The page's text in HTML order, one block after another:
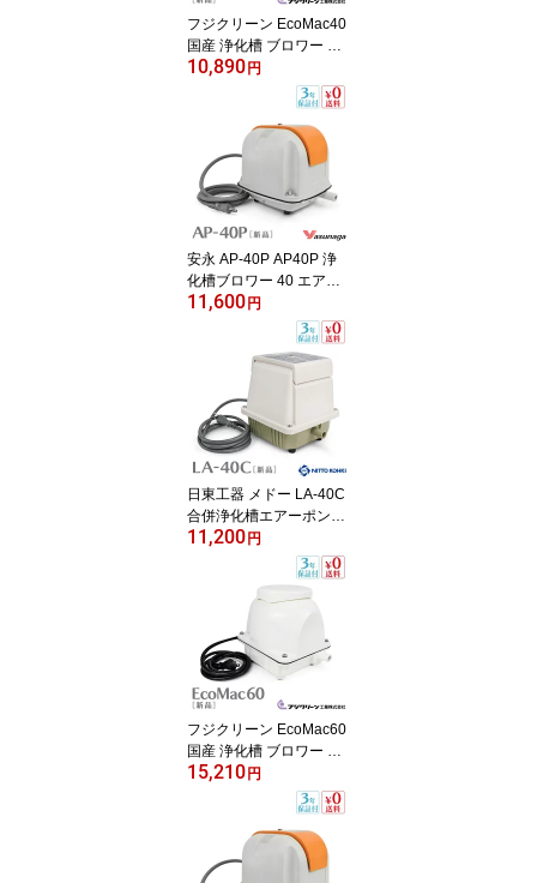
フジクリーン EcoMac40
国産 浄化槽 ブロワー ブ
ロアー エアーポンプ エ
アポンプ ブロワ ブロア
静音 【3年保証付】
10,890 円
安永 AP-40P AP40P 浄
化槽ブロワー 40 エアー
ポンプ 浄化槽ブロアー
浄化槽 ブロアー エアー
ポンプ 安永エアポンプ
安永エアーポンプ 浄化槽
エアーポンプ 浄化槽ポン
プ 浄化槽エアポンプ ブ
ロワー ブロワ ブロア 静
音 省エネ 電池 電動ポン
プ 【3年保証付】
11,600 円
日東工器 メドー LA-40C
合併浄化槽エアーポンプ
電動ポンプ 浄化槽エアー
ポンプ 浄化槽ブロワー
浄化槽ポンプ 浄化槽エア
ポンプ ブロワー ブロワ
ブロアー 【3年保証付】
11,200 円
フジクリーン EcoMac60
国産 浄化槽 ブロワー ブ
ロアー エアーポンプ エ
アポンプ ブロワ ブロア
静音 【3年保証付】
15,210 円